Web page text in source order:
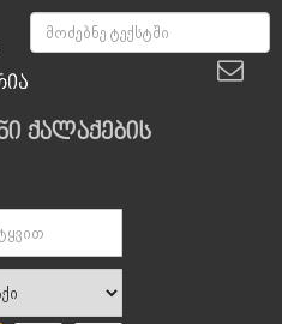
ქალაქების